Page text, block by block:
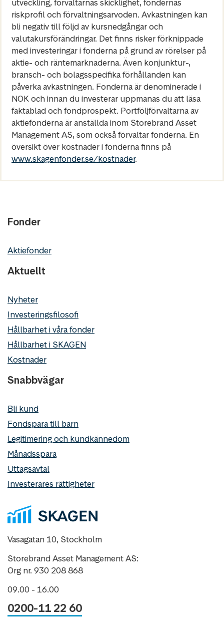
utveckling, förvaltarnas skicklighet, fondernas
riskprofil och förvaltningsarvoden. Avkastningen kan
bli negativ till följd av kursnedgångar och
valutakursförändringar. Det finns risker förknippade
med investeringar i fonderna på grund av rörelser på
aktie- och räntemarknaderna. Även konjunktur-,
bransch- och bolagsspecifika förhållanden kan
påverka avkastningen. Fonderna är denominerade i
NOK och innan du investerar uppmanas du att läsa
faktablad och fondprospekt. Portföljförvaltarna av
aktiefonderna är anställda inom Storebrand Asset
Management AS, som också förvaltar fonderna. En
översikt över kostnader i fonderna finns på
www.skagenfonder.se/kostnader.
Fonder
Aktiefonder
Aktuellt
Nyheter
Investeringsfilosofi
Hållbarhet i våra fonder
Hållbarhet i SKAGEN
Kostnader
Snabbvägar
Bli kund
Fondspara till barn
Legitimering och kundkännedom
Månadsspara
Uttagsavtal
Investerares rättigheter
Vasagatan 10, Stockholm
Storebrand Asset Management AS:
Org nr. 930 208 868
09.00 - 16.00
0200-11 22 60